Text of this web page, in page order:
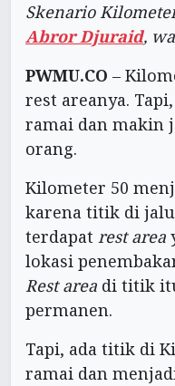
Skenario
Abror Djuraid,
PWMU.CO –
rest areanya.
ramai dan makin
orang.
Kilometer 50
karena titik di
terdapat rest area
lokasi
Rest area di titik
permanen.
Tapi, ada titik di
ramai dan